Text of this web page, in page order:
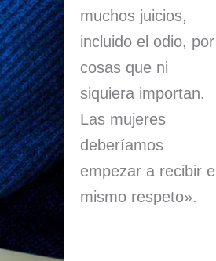
muchos juicios,
incluido el odio, por
cosas que ni
siquiera importan.
Las mujeres
deberíamos
empezar a recibir el
mismo respeto».